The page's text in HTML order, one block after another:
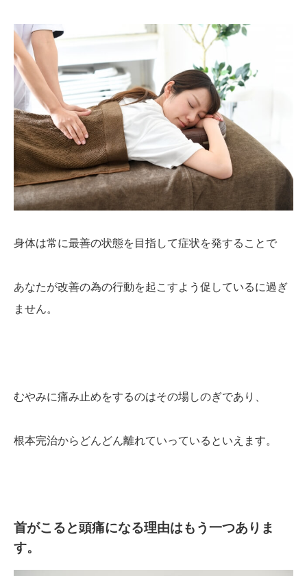
身体は常に最善の状態を目指して症状を発することで
あなたが改善の為の行動を起こすよう促しているに過ぎ
ません。
むやみに痛み止めをするのはその場しのぎであり、
根本完治からどんどん離れていっているといえます。
首がこると頭痛になる理由はもう一つありま
す。